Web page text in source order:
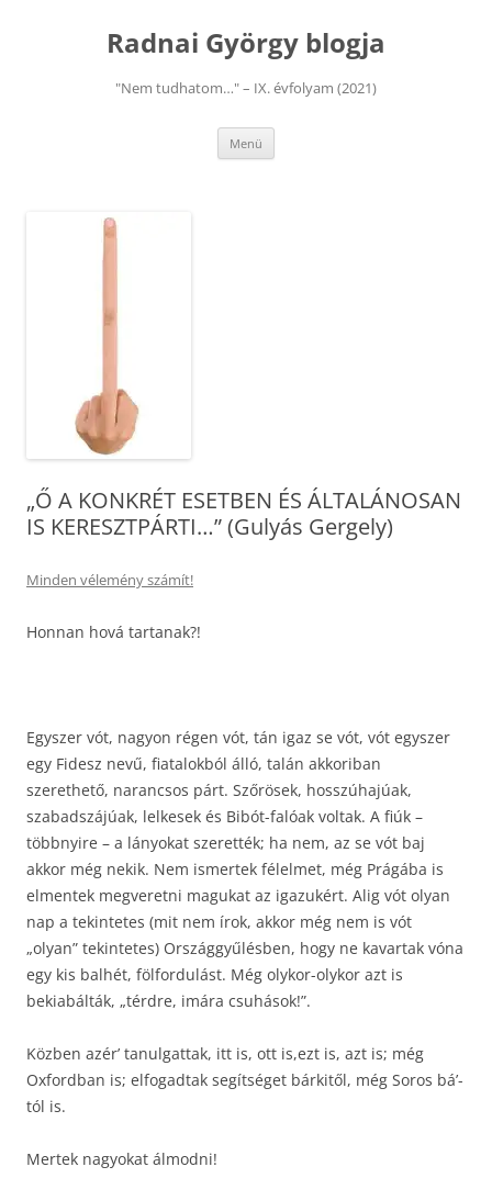
Radnai György blogja
"Nem tudhatom…" – IX. évfolyam (2021)
Menü
„Ő A KONKRÉT ESETBEN ÉS ÁLTALÁNOSAN
IS KERESZTPÁRTI…” (Gulyás Gergely)
Minden vélemény számít!
Honnan hová tartanak?!
Egyszer vót, nagyon régen vót, tán igaz se vót, vót egyszer
egy Fidesz nevű, fiatalokból álló, talán akkoriban
szerethető, narancsos párt. Szőrösek, hosszúhajúak,
szabadszájúak, lelkesek és Bibót-falóak voltak. A fiúk –
többnyire – a lányokat szerették; ha nem, az se vót baj
akkor még nekik. Nem ismertek félelmet, még Prágába is
elmentek megveretni magukat az igazukért. Alig vót olyan
nap a tekintetes (mit nem írok, akkor még nem is vót
„olyan” tekintetes) Országgyűlésben, hogy ne kavartak vóna
egy kis balhét, fölfordulást. Még olykor-olykor azt is
bekiabálták, „térdre, imára csuhások!”.
Közben azér’ tanulgattak, itt is, ott is,ezt is, azt is; még
Oxfordban is; elfogadtak segítséget bárkitől, még Soros bá’-
tól is.
Mertek nagyokat álmodni!